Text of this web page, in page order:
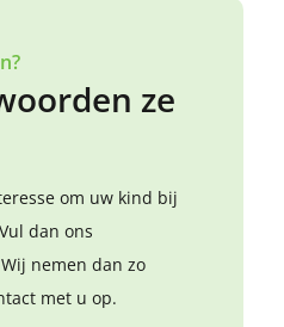
ze
om uw kind bij
dan ons
nemen dan zo
met u op.